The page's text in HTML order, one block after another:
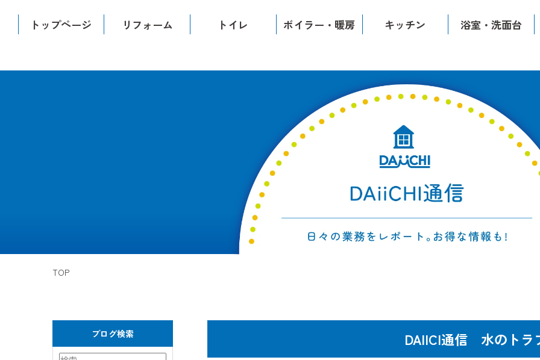
トップページ リフォーム トイレ ボイラー・暖房 キッチン 浴室・洗面台
TOP
ブログ検索 DAIICI通信 水のトラ